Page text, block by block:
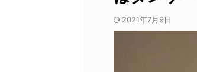
2021年7月9日